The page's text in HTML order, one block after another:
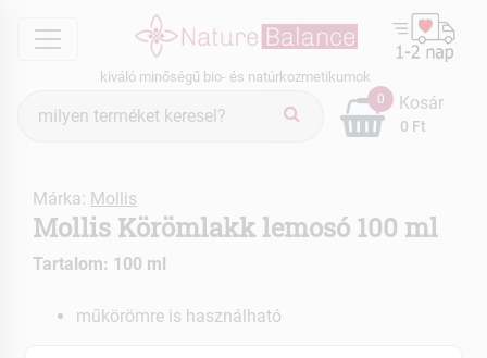
menu
kiváló minőségű bio- és natúrkozmetikumok
keresés
0
0 Ft
Kosár
Márka: Mollis
Mollis Körömlakk lemosó 100 ml
Tartalom: 100 ml
műkörömre is használható